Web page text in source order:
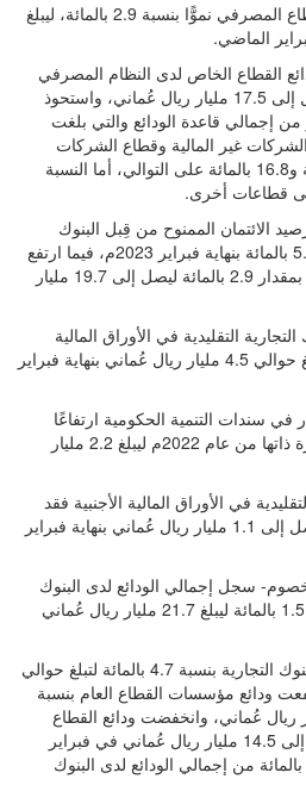
وسجّل إجمالي الودائع لدى القطاع المصرفي نموًّا بنسبة 2.9 بالمائة، ليبلغ
القطاع الخاص لدى النظام المصرفي
ارتفاعًا بنسبة 0.53 بالمائة لتصل إلى 17.5 مليار ريال عُماني، واستحوذ
إجمالي قاعدة الودائع والتي بلغت
قطاع الشركات غير المالية وقطاع الشركات
المالية بحصة بلغت 28.6 بالمائة و16.8 بالمائة على التوالي، أما النسبة
الائتمان الممنوح من قِبل البنوك
التجارية التقليدية زيادة بنسبة 5.4 بالمائة بنهاية فبراير 2023م، فيما ارتفع
الائتمان الممنوح للقطاع الخاص بمقدار 2.9 بالمائة ليصل إلى 19.7 مليار
التقليدية في الأوراق المالية
انخفاضًا بنسبة 14.0 بالمائة ليبلغ حوالي 4.5 مليار ريال عُماني بنهاية فبراير
سندات التنمية الحكومية ارتفاعًا
بنسبة 1.7 بالمائة، مقارنةً بالفترة ذاتها من عام 2022م ليبلغ 2.2 مليار
في الأوراق المالية الأجنبية فقد
ارتفعت بمعدل 31.7 بالمائة لتصل إلى 1.1 مليار ريال عُماني بنهاية فبراير
سجل إجمالي الودائع لدى البنوك
التجارية التقليدية ارتفاعًا بنسبة 1.5 بالمائة ليبلغ 21.7 مليار ريال عُماني
وارتفعت ودائع الحكومة لدى البنوك التجارية بنسبة 4.7 بالمائة لتبلغ حوالي
ودائع مؤسسات القطاع العام بنسبة
لتبلغ حوالي 1.6 مليار ريال عُماني، وانخفضت ودائع القطاع
الخاص بنسبة 1.0 بالمائة لتصل إلى 14.5 مليار ريال عُماني في فبراير
2023م، مشكّلةً ما نسبته 66.7 بالمائة من إجمالي الودائع لدى البنوك